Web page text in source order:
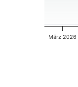
März 2026